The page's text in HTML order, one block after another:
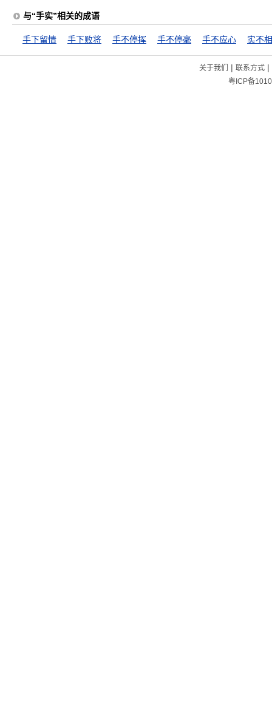
与“手实”相关的成语
手下留情 手下败将 手不停挥 手不停毫 手不应心 实不
关于我们 | 联系方式|
粤ICP备